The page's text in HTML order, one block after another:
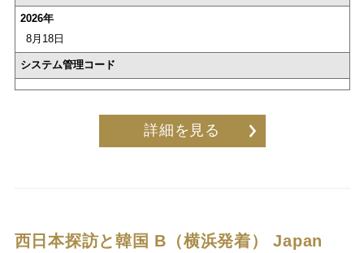
2026年
8月18日
システム管理コード
詳細を見る
西日本探訪と韓国 B（横浜発着）Japan